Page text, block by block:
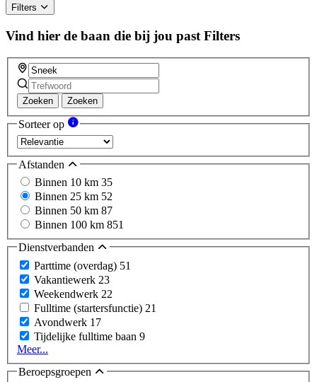
Filters
Vind hier de baan die bij jou past Filters
Zoeken Zoeken
Sorteer op
Afstanden
Binnen 10 km 35
Binnen 25 km 52
Binnen 50 km 87
Binnen 100 km 851
Dienstverbanden
Parttime (overdag) 51
Vakantiewerk 23
Weekendwerk 22
Fulltime (startersfunctie) 21
Avondwerk 17
Tijdelijke fulltime baan 9
Meer...
Beroepsgroepen